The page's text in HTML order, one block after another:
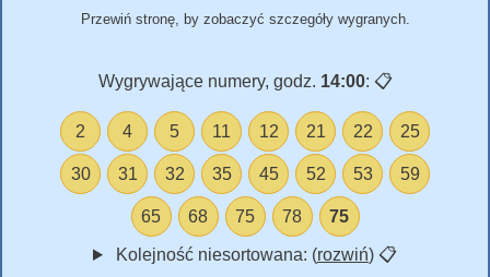
Przewiń stronę, by zobaczyć szczegóły wygranych.
Wygrywające numery, godz. 14:00: 📋
2 4 5 11 12 21 22 25
30 31 32 35 45 52 53 59
65 68 75 78 75
Kolejność niesortowana: (rozwiń) 📋